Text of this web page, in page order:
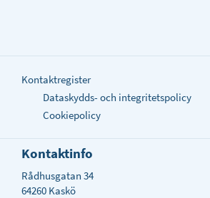
Kontaktregister
Dataskydds- och integritetspolicy
Cookiepolicy
Kontaktinfo
Rådhusgatan 34
64260 Kaskö